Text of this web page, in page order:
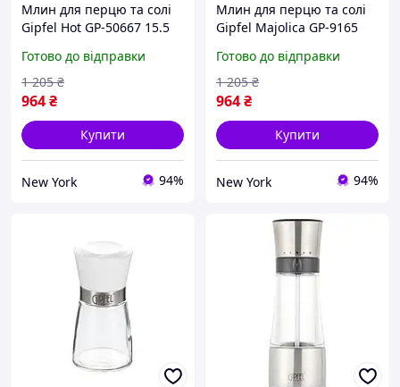
Млин для перцю та солі
Gipfel Hot GP-50667 15.5
Готово до відправки
964₴
1 205 ₴
Купити
New York 94%
Млин для перцю та солі
Gipfel Majolica GP-9165
Готово до відправки
964₴
1 205 ₴
Купити
New York 94%